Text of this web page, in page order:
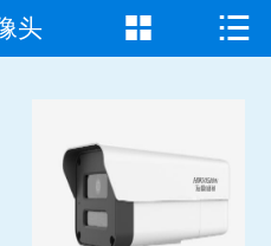
首页
产品中心
成功案例
头  